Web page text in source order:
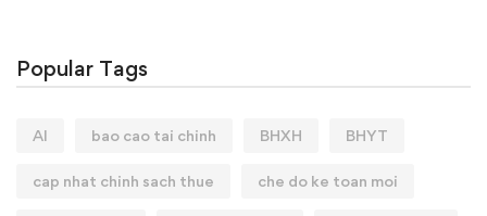
Popular Tags
AI bao cao tai chinh BHXH BHYT
cap nhat chinh sach thue che do ke toan moi